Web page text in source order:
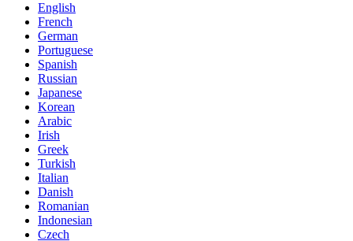
English
French
German
Portuguese
Spanish
Russian
Japanese
Korean
Arabic
Irish
Greek
Turkish
Italian
Danish
Romanian
Indonesian
Czech